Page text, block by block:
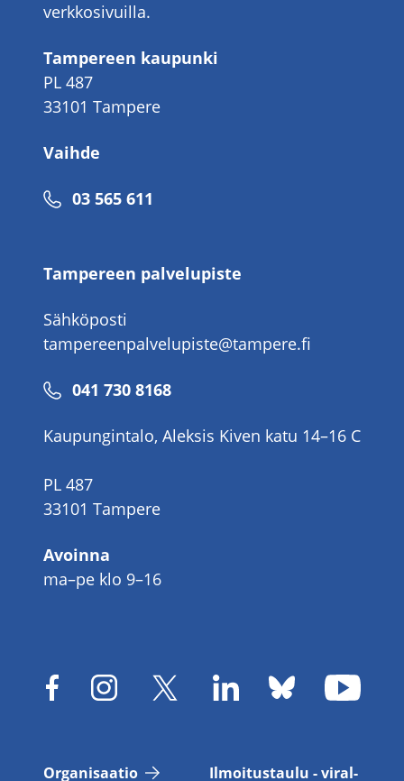
verkkosivuilla.
Tampereen kaupunki
PL 487
33101 Tampere
Vaihde
Puhelinnumero
03 565 611
Tampereen palvelupiste
Sähköposti
tampereenpalvelupiste@tampere.fi
Puhelinnumero
041 730 8168
Kaupungintalo, Aleksis Kiven katu 14–16 C
PL 487
33101 Tampere
Avoinna
ma–pe klo 9–16
Or­ga­ni­saa­tio
Il­moi­tus­tau­lu - vi­ral­